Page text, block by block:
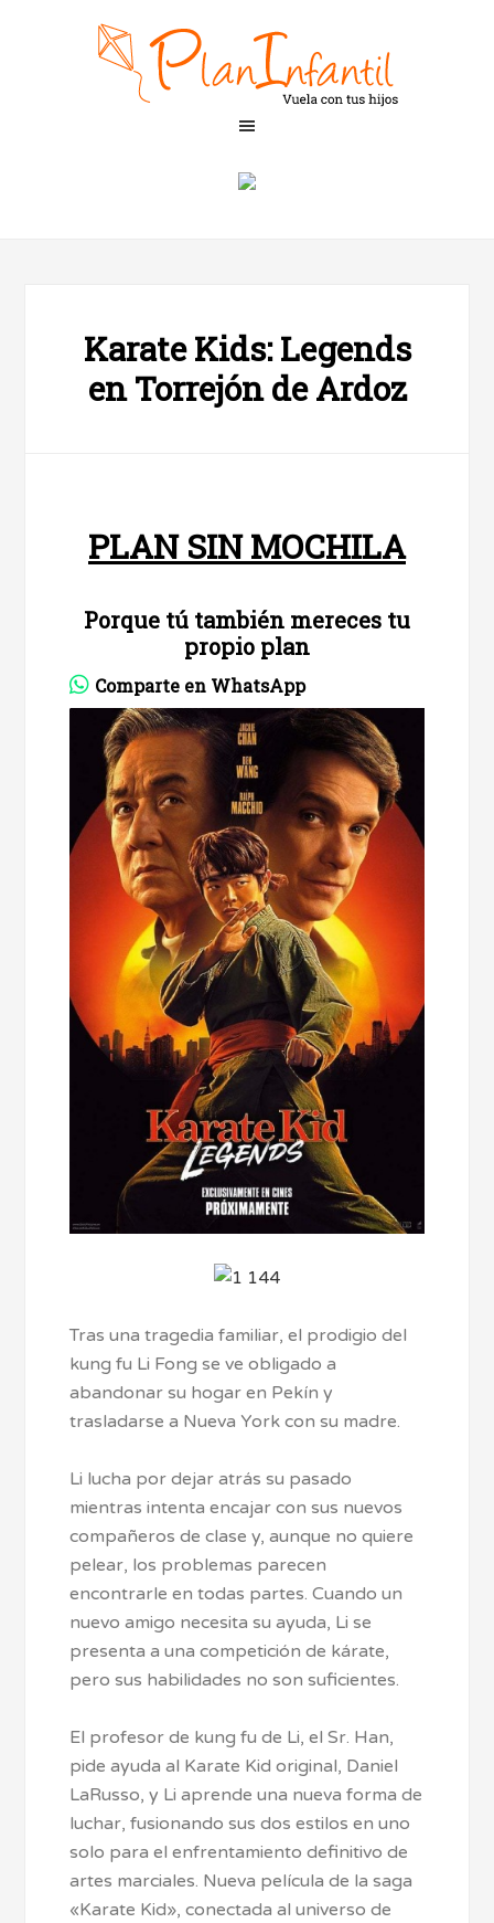
Karate Kids: Legends
en Torrejón de Ardoz
PLAN SIN MOCHILA
Porque tú también mereces tu
propio plan
Comparte en WhatsApp
Tras una tragedia familiar, el prodigio del
kung fu Li Fong se ve obligado a
abandonar su hogar en Pekín y
trasladarse a Nueva York con su madre.
Li lucha por dejar atrás su pasado
mientras intenta encajar con sus nuevos
compañeros de clase y, aunque no quiere
pelear, los problemas parecen
encontrarle en todas partes. Cuando un
nuevo amigo necesita su ayuda, Li se
presenta a una competición de kárate,
pero sus habilidades no son suficientes.
El profesor de kung fu de Li, el Sr. Han,
pide ayuda al Karate Kid original, Daniel
LaRusso, y Li aprende una nueva forma de
luchar, fusionando sus dos estilos en uno
solo para el enfrentamiento definitivo de
artes marciales. Nueva película de la saga
«Karate Kid», conectada al universo de